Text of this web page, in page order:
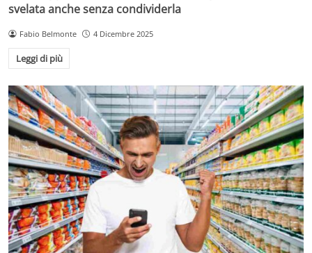
svelata anche senza condividerla
Fabio Belmonte 4 Dicembre 2025
Leggi di più